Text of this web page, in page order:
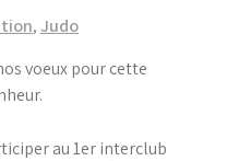
, Judo
voeux pour cette
au 1er interclub